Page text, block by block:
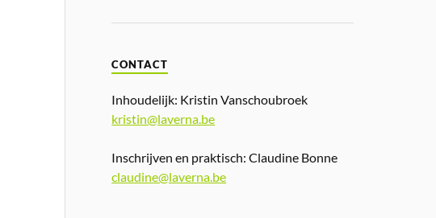
CONTACT
Inhoudelijk: Kristin Vanschoubroek
kristin@laverna.be
Inschrijven en praktisch: Claudine Bonne
claudine@laverna.be